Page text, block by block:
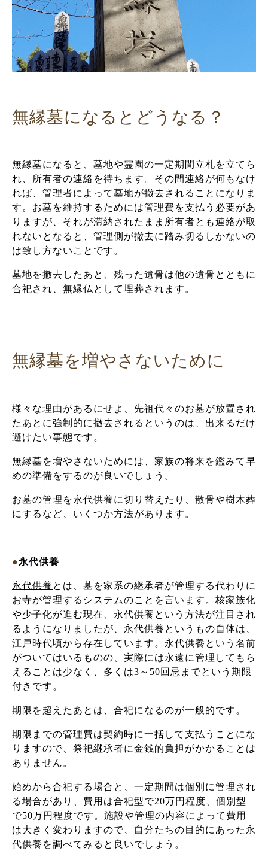
無縁墓になるとどうなる？
無縁墓になると、墓地や霊園の一定期間立札を立てら
れ、所有者の連絡を待ちます。その間連絡が何もなけ
れば、管理者によって墓地が撤去されることになりま
す。お墓を維持するためには管理費を支払う必要があ
りますが、それが滞納されたまま所有者とも連絡が取
れないとなると、管理側が撤去に踏み切るしかないの
は致し方ないことです。
墓地を撤去したあと、残った遺骨は他の遺骨とともに
合祀され、無縁仏として埋葬されます。
無縁墓を増やさないために
様々な理由があるにせよ、先祖代々のお墓が放置され
たあとに強制的に撤去されるというのは、出来るだけ
避けたい事態です。
無縁墓を増やさないためには、家族の将来を鑑みて早
めの準備をするのが良いでしょう。
お墓の管理を永代供養に切り替えたり、散骨や樹木葬
にするなど、いくつか方法があります。
●永代供養
永代供養 とは、墓を家系の継承者が管理する代わりに
お寺が管理するシステムのことを言います。核家族化
や少子化が進む現在、永代供養という方法が注目され
るようになりましたが、永代供養というもの自体は、
江戸時代頃から存在しています。永代供養という名前
がついてはいるものの、実際には永遠に管理してもら
えることは少なく、多くは3～50回忌までという期限
付きです。
期限を超えたあとは、合祀になるのが一般的です。
期限までの管理費は契約時に一括して支払うことにな
りますので、祭祀継承者に金銭的負担がかかることは
ありません。
始めから合祀する場合と、一定期間は個別に管理され
る場合があり、費用は合祀型で20万円程度、個別型
で50万円程度です。施設や管理の内容によって費用
は大きく変わりますので、自分たちの目的にあった永
代供養を調べてみると良いでしょう。